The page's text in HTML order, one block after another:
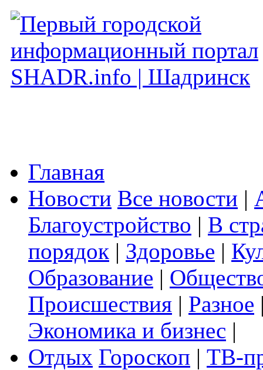
Главная
Новости Все новости |
Благоустройство | В
порядок | Здоровье |
Образование |
Происшествия | Разное
Экономика и бизнес |
Отдых Гороскоп | ТВ-